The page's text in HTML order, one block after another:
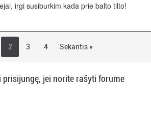
irgi susiburkim kada prie balto tilto!
2 3 4 Sekantis »
prisijungę, jei norite rašyti forume